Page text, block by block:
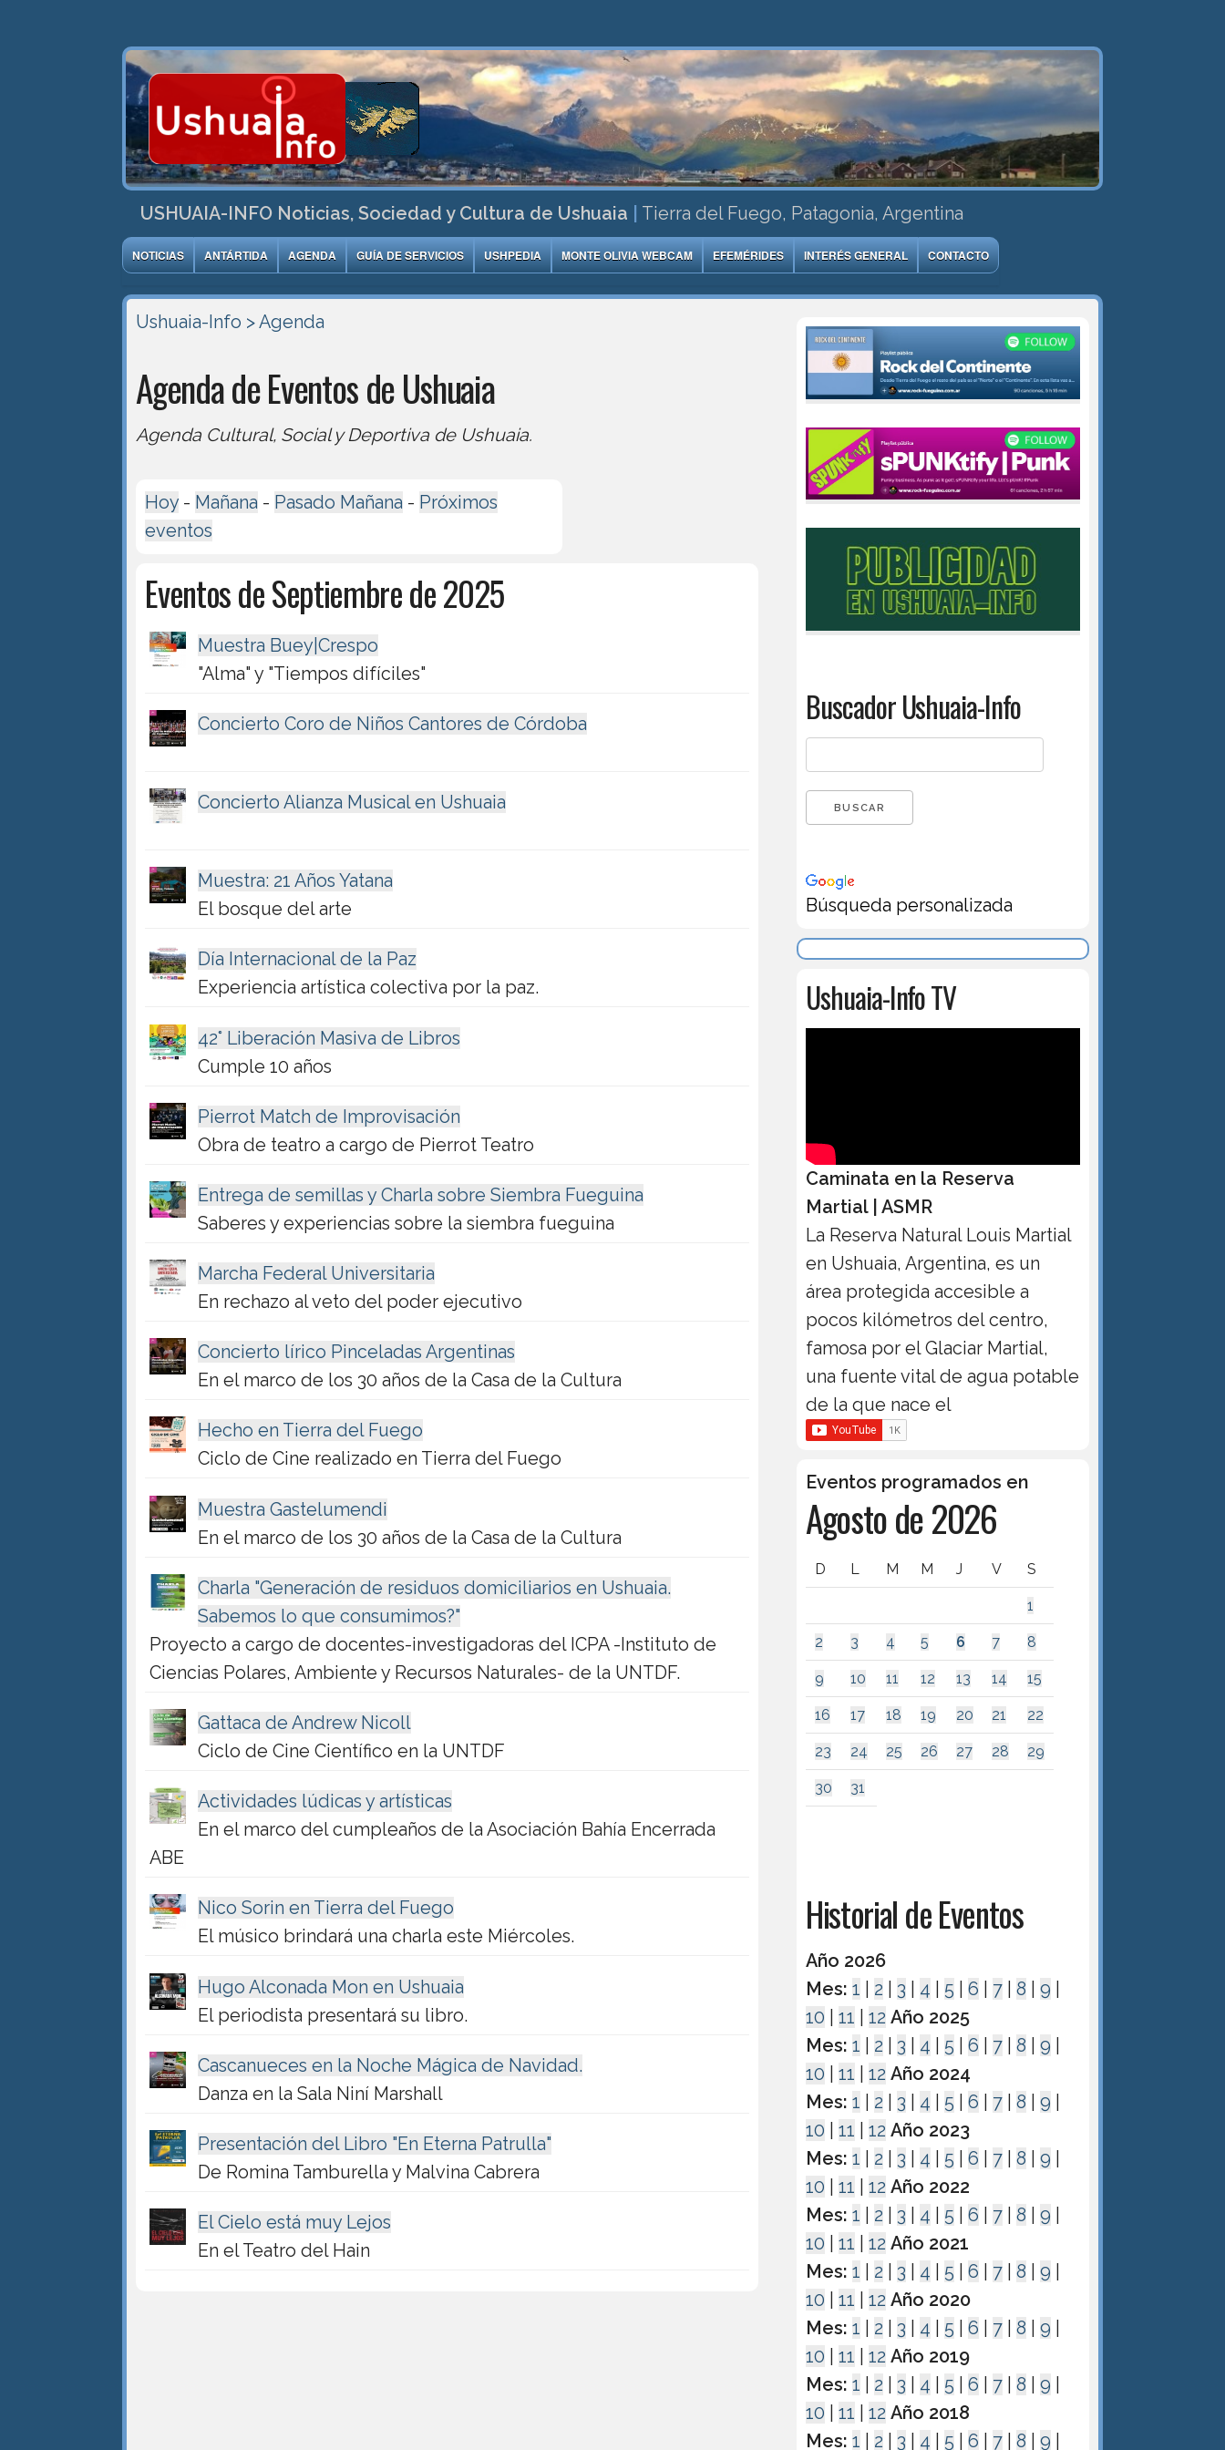
USHUAIA-INFO Noticias, Sociedad y Cultura de Ushuaia Tierra del Fuego, Patagonia, Argentina
NOTICIAS ANTÁRTIDA AGENDA GUÍA DE SERVICIOS USHPEDIA MONTE OLIVIA WEBCAM EFEMÉRIDES INTERÉS GENERAL CONTACTO
Ushuaia-Info > Agenda
Agenda de Eventos de Ushuaia
Agenda Cultural, Social y Deportiva de Ushuaia.
Hoy - Mañana - Pasado Mañana - Próximos
eventos
Eventos de Septiembre de 2025
Muestra Buey|Crespo
"Alma" y "Tiempos difíciles"
Concierto Coro de Niños Cantores de Córdoba
Concierto Alianza Musical en Ushuaia
Muestra: 21 Años Yatana
El bosque del arte
Día Internacional de la Paz
Experiencia artística colectiva por la paz.
42° Liberación Masiva de Libros
Cumple 10 años
Pierrot Match de Improvisación
Obra de teatro a cargo de Pierrot Teatro
Entrega de semillas y Charla sobre Siembra Fueguina
Saberes y experiencias sobre la siembra fueguina
Marcha Federal Universitaria
En rechazo al veto del poder ejecutivo
Concierto lírico Pinceladas Argentinas
En el marco de los 30 años de la Casa de la Cultura
Hecho en Tierra del Fuego
Ciclo de Cine realizado en Tierra del Fuego
Muestra Gastelumendi
En el marco de los 30 años de la Casa de la Cultura
Charla "Generación de residuos domiciliarios en Ushuaia.
Sabemos lo que consumimos?"
Proyecto a cargo de docentes-investigadoras del ICPA -Instituto de
Ciencias Polares, Ambiente y Recursos Naturales- de la UNTDF.
Gattaca de Andrew Nicoll
Ciclo de Cine Científico en la UNTDF
Actividades lúdicas y artísticas
En el marco del cumpleaños de la Asociación Bahía Encerrada
ABE
Nico Sorin en Tierra del Fuego
El músico brindará una charla este Miércoles.
Hugo Alconada Mon en Ushuaia
El periodista presentará su libro.
Cascanueces en la Noche Mágica de Navidad.
Danza en la Sala Niní Marshall
Presentación del Libro "En Eterna Patrulla"
De Romina Tamburella y Malvina Cabrera
El Cielo está muy Lejos
En el Teatro del Hain
Buscador Ushuaia-Info
Búsqueda personalizada
Ushuaia-Info TV
Caminata en la Reserva
Martial | ASMR
La Reserva Natural Louis Martial
en Ushuaia, Argentina, es un
área protegida accesible a
pocos kilómetros del centro,
famosa por el Glaciar Martial,
una fuente vital de agua potable
de la que nace el
Eventos programados en
Agosto de 2026
D L M M J V S
1
2 3 4 5 6 7 8
9 10 11 12 13 14 15
16 17 18 19 20 21 22
23 24 25 26 27 28 29
30 31
Historial de Eventos
Año 2026
Mes: 1 2 3 4 5 |6 7 |8 |9
10 |11 |12 Año 2025
Mes: 1 2 3 4 5 |6 7 |8 |9
10 |11 |12 Año 2024
Mes: 1 2 3 4 5 |6 7 |8 |9
10 |11 |12 Año 2023
Mes: 1 2 3 4 5 |6 7 |8 |9
10 |11 |12 Año 2022
Mes: 1 2 3 4 5 |6 7 |8 |9
10 |11 |12 Año 2021
Mes: 1 2 3 4 5 |6 7 |8 |9
10 |11 |12 Año 2020
Mes: 1 2 3 4 5 |6 7 |8 |9
10 |11 |12 Año 2019
Mes: 1 2 3 4 5 |6 7 |8 |9
10 |11 |12 Año 2018
Mes: 1 2 3 4 5 |6 7 |8 |9